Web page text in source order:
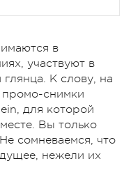
в
участвуют в
глянца. К слову, на
промо-снимки
для которой
Вы только
сомневаемся, что
нежели их